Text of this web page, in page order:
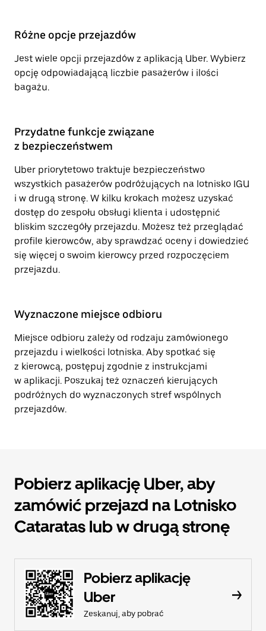
Różne opcje przejazdów
Jest wiele opcji przejazdów z aplikacją Uber. Wybierz
opcję odpowiadającą liczbie pasażerów i ilości
bagażu.
Przydatne funkcje związane
z bezpieczeństwem
Uber priorytetowo traktuje bezpieczeństwo
wszystkich pasażerów podróżujących na lotnisko IGU
i w drugą stronę. W kilku krokach możesz uzyskać
dostęp do zespołu obsługi klienta i udostępnić
bliskim szczegóły przejazdu. Możesz też przeglądać
profile kierowców, aby sprawdzać oceny i dowiedzieć
się więcej o swoim kierowcy przed rozpoczęciem
przejazdu.
Wyznaczone miejsce odbioru
Miejsce odbioru zależy od rodzaju zamówionego
przejazdu i wielkości lotniska. Aby spotkać się
z kierowcą, postępuj zgodnie z instrukcjami
w aplikacji. Poszukaj też oznaczeń kierujących
podróżnych do wyznaczonych stref wspólnych
przejazdów.
Pobierz aplikację Uber, aby
zamówić przejazd na Lotnisko
Cataratas lub w drugą stronę
Pobierz aplikację
Uber
Zeskanuj, aby pobrać